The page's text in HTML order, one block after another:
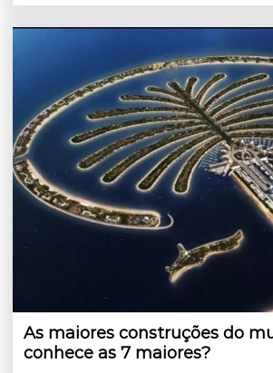
As maiores construções do
conhece as 7 maiores?